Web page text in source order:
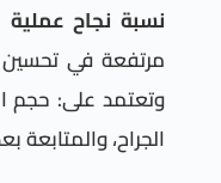
نسبة نجاح عملية
مرتفعة في تحسين
وتعتمد على: حجم
الجراح، والمتابعة